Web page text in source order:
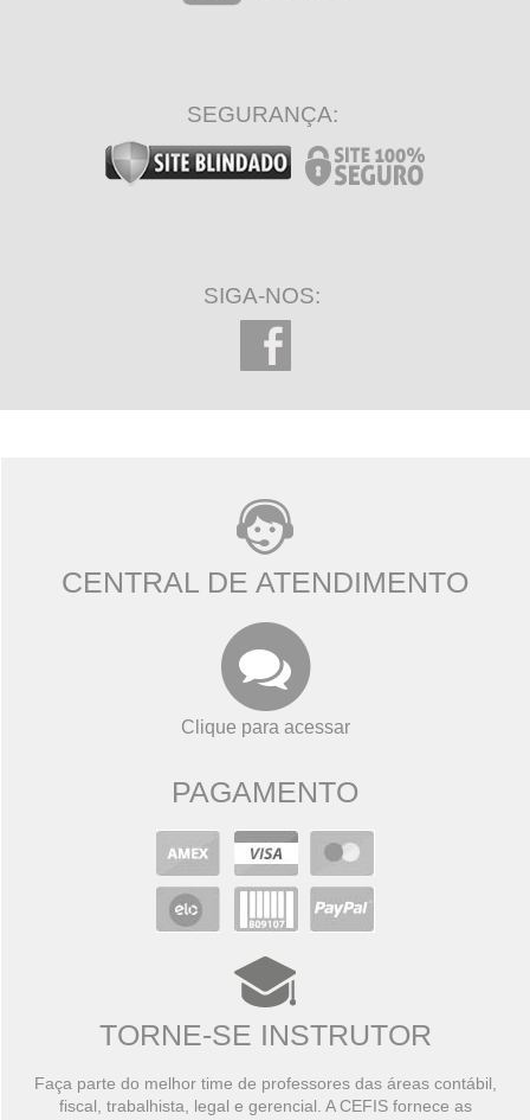
SEGURANÇA:
SIGA-NOS:
CENTRAL DE ATENDIMENTO
Clique para acessar
PAGAMENTO
TORNE-SE INSTRUTOR
Faça parte do melhor time de professores das áreas contábil,
fiscal, trabalhista, legal e gerencial. A CEFIS fornece as